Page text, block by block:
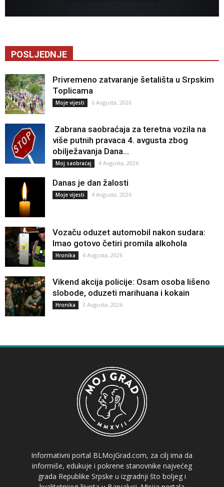
POSLJEDNJE
Privremeno zatvaranje šetališta u Srpskim
Toplicama
Moje vijesti 6 Avgusta, 2026
Zabrana saobraćaja za teretna vozila na
više putnih pravaca 4. avgusta zbog
obilježavanja Dana...
Moj saobraćaj 4 Avgusta, 2026
Danas je dan žalosti
Moje vijesti 4 Avgusta, 2026
Vozaču oduzet automobil nakon sudara:
Imao gotovo četiri promila alkohola
Hronika 4 Avgusta, 2026
Vikend akcija policije: Osam osoba lišeno
slobode, oduzeti marihuana i kokain
Hronika 3 Avgusta, 2026
Informativni portal BLMojGrad.com, za cilj ima da
informiše, edukuje i pokrene stanovnike najvećeg
grada Republike Srpske u izgradnji što boljeg i